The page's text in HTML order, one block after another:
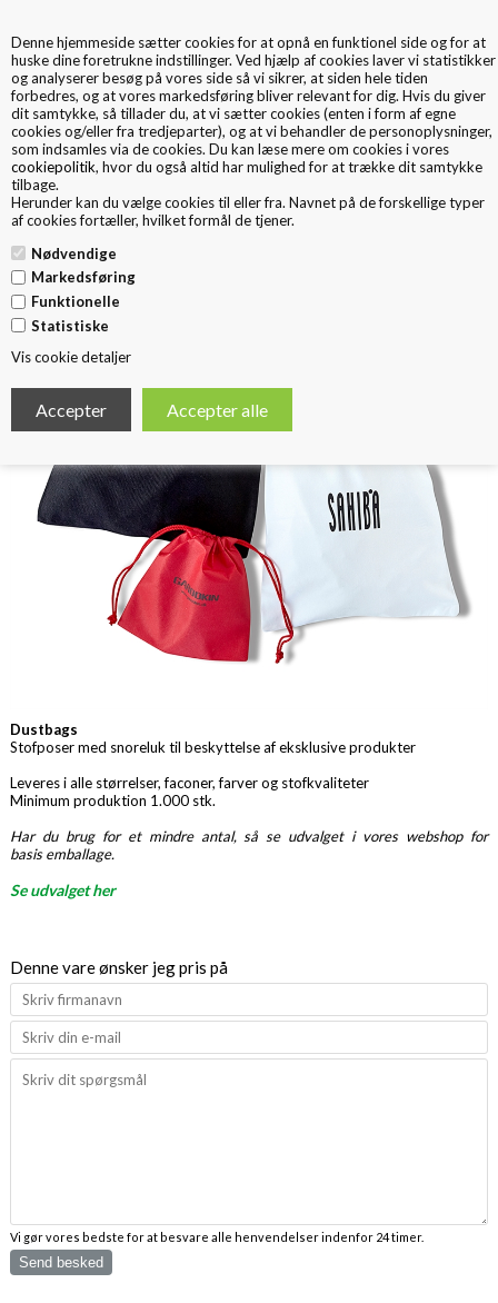
Denne hjemmeside sætter cookies for at opnå en funktionel side og for at
huske dine foretrukne indstillinger. Ved hjælp af cookies laver vi statistikker
og analyserer besøg på vores side så vi sikrer, at siden hele tiden
forbedres, og at vores markedsføring bliver relevant for dig. Hvis du giver
dit samtykke, så tillader du, at vi sætter cookies (enten i form af egne
cookies og/eller fra tredjeparter), og at vi behandler de personoplysninger,
som indsamles via de cookies. Du kan læse mere om cookies i vores
cookiepolitik, hvor du også altid har mulighed for at trække dit samtykke
tilbage.
Herunder kan du vælge cookies til eller fra. Navnet på de forskellige typer
af cookies fortæller, hvilket formål de tjener.
Nødvendige
Markedsføring
Funktionelle
Statistiske
Vis cookie detaljer
0
< Tilbage
DUSTBAGS
Dustbags
Stofposer med snoreluk til beskyttelse af eksklusive produkter
Leveres i alle størrelser, faconer, farver og stofkvaliteter
Minimum produktion 1.000 stk.
Har du brug for et mindre antal, så se udvalget i vores webshop for
basis emballage.
Se udvalget her
Denne vare ønsker jeg pris på
Vi gør vores bedste for at besvare alle henvendelser indenfor 24 timer.
Send besked